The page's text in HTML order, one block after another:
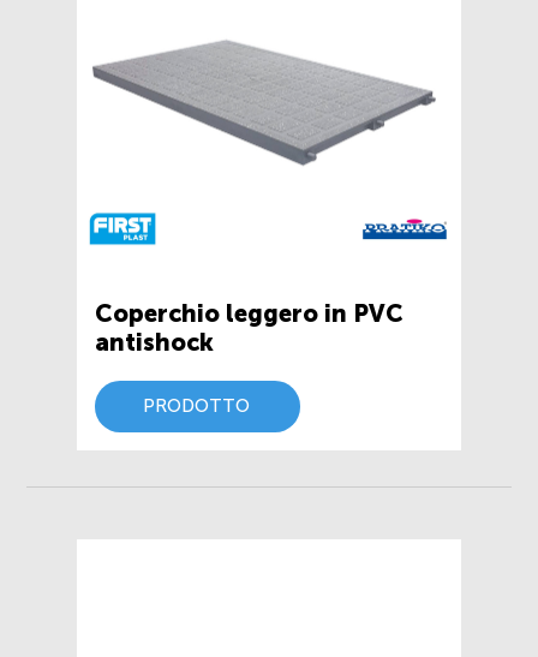
Coperchio leggero in PVC
antishock
PRODOTTO